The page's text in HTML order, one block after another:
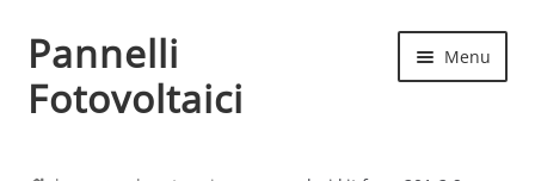
Vai
alla
navigazione
Vai
al
contenuto
Pannelli
Fotovoltaici
Menu